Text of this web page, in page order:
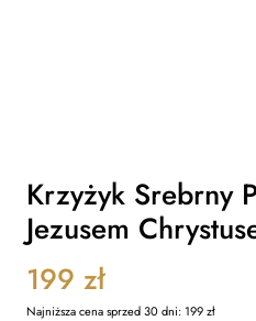
Krzyżyk Srebrny
Jezusem
199 zł
Najniższa cena sprzed 30 dni:199zł